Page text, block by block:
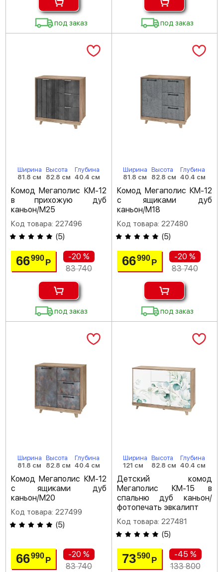
под заказ под заказ
Ширина
81.8 см
Высота
82.8 см
Глубина
40.4 см
Комод Мегаполис КМ-12
в прихожую дуб
каньон/M25
Код товара: 227496
(5)
66990 Р
-20 %
83 740
под заказ
Ширина
81.8 см
Высота
82.8 см
Глубина
40.4 см
Комод Мегаполис КМ-12
с ящиками дуб
каньон/M18
Код товара: 227480
(5)
66990 Р
-20 %
83 740
под заказ
Ширина
81.8 см
Высота
82.8 см
Глубина
40.4 см
Комод Мегаполис КМ-12
с ящиками дуб
каньон/M20
Код товара: 227499
(5)
66990 Р
-20 %
83 740
Ширина
121 см
Высота
82.8 см
Глубина
40.4 см
Детский комод
Мегаполис КМ-15 в
спальню дуб каньон/
фотопечать эвкалипт
Код товара: 227481
(5)
73590 Р
-45 %
133 800